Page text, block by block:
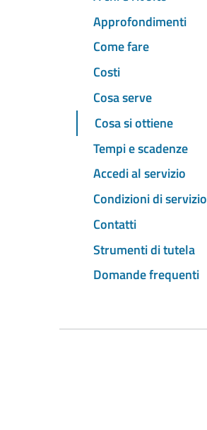
Approfondimenti
Come fare
Costi
Cosa serve
Cosa si ottiene
Tempi e scadenze
Accedi al servizio
Condizioni di servizio
Contatti
Strumenti di tutela
Domande frequenti